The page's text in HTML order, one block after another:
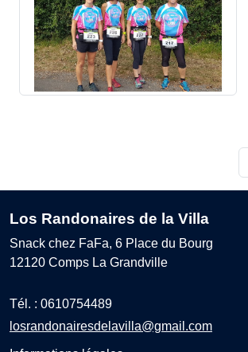
Los Randonaires de la Villa
Snack chez FaFa, 6 Place du Bourg
12120 Comps La Grandville
Tél. : 0610754489
losrandonairesdelavilla@gmail.com